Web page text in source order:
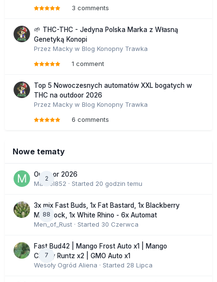
3 comments
🌱 THC-THC - Jedyna Polska Marka z Własną
Genetyką Konopi
Przez Macky w Blog Konopny Trawka
1 comment
Top 5 Nowoczesnych automatów XXL bogatych w
THC na outdoor 2026
Przez Macky w Blog Konopny Trawka
6 comments
Nowe tematy
2
Outdoor 2026
Marcel852 · Started 20 godzin temu
88
3x mix Fast Buds, 1x Fat Bastard, 1x Blackberry
Moonrock, 1x White Rhino - 6x Automat
Men_of_Rust · Started 30 Czerwca
7
Fast Bud42 | Mango Frost Auto x1 | Mango
Cherry Runtz x2 | GMO Auto x1
Wesoły Ogród Aliena · Started 28 Lipca